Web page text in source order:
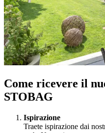
Come ricevere il
STOBAG
Ispirazione
Traete ispirazione dai